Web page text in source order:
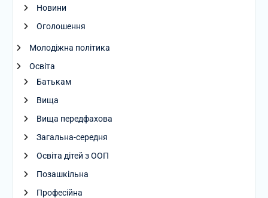
Новини
Оголошення
Молодіжна політика
Освіта
Батькам
Вища
Вища передфахова
Загальна-середня
Освіта дітей з ООП
Позашкільна
Професійна